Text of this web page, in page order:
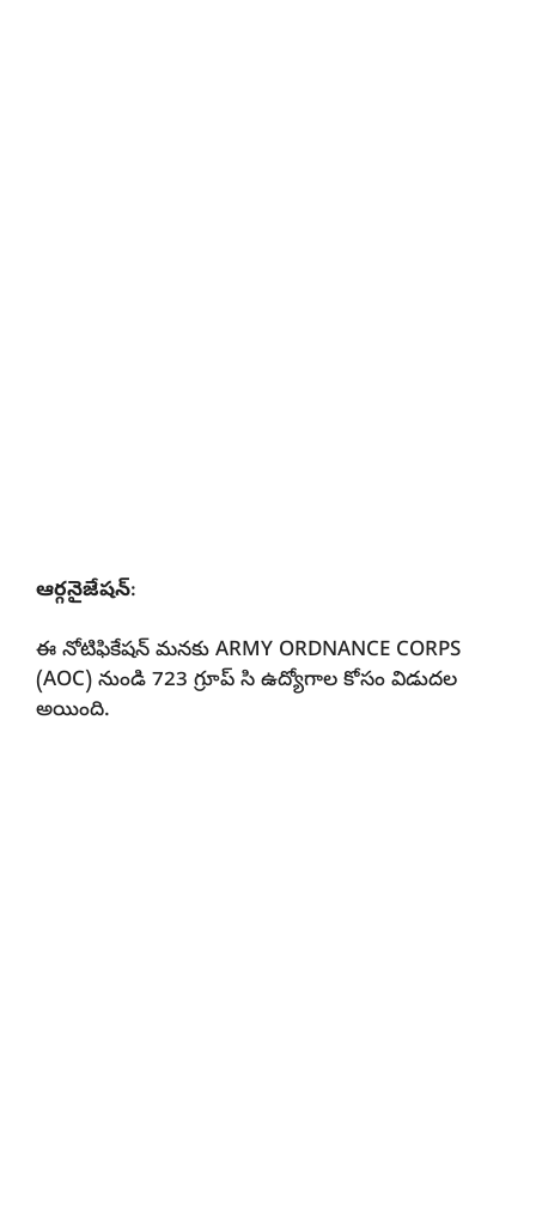
ఆర్గనైజేషన్:
ఈ నోటిఫికేషన్ మనకు ARMY ORDNANCE CORPS
(AOC) నుండి 723 గ్రూప్ సి ఉద్యోగాల కోసం విడుదల
అయింది.